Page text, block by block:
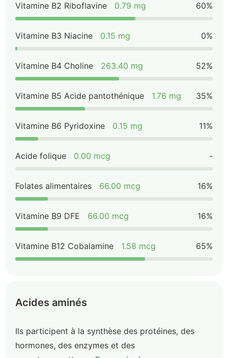
Vitamine B2 Riboflavine 0.79 mg 60%
Vitamine B3 Niacine 0.15 mg 0%
Vitamine B4 Choline 263.40 mg 52%
Vitamine B5 Acide pantothénique 1.76 mg 35%
Vitamine B6 Pyridoxine 0.15 mg 11%
Acide folique 0.00 mcg -
Folates alimentaires 66.00 mcg 16%
Vitamine B9 DFE 66.00 mcg 16%
Vitamine B12 Cobalamine 1.58 mcg 65%
Acides aminés
Ils participent à la synthèse des protéines, des
hormones, des enzymes et des